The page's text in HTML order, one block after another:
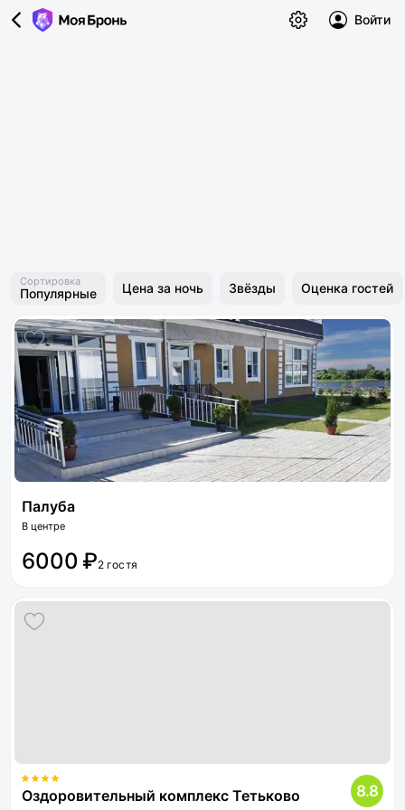
Войти
Сортировка
Популярные Цена за ночь Звёзды Оценка гостей
Палуба
В центре
6000 ₽2 гостя
Оздоровительный комплекс Тетьково 8.8